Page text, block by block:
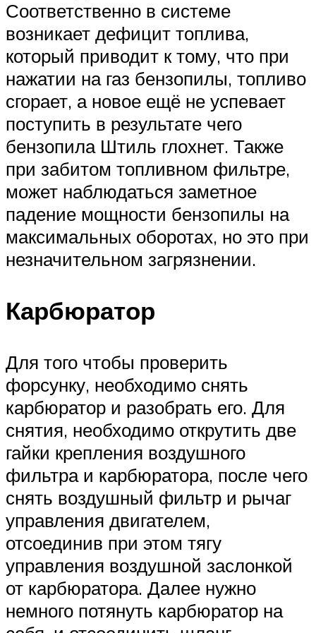
Соответственно в системе
возникает дефицит топлива,
который приводит к тому, что при
нажатии на газ бензопилы, топливо
сгорает, а новое ещё не успевает
поступить в результате чего
бензопила Штиль глохнет. Также
при забитом топливном фильтре,
может наблюдаться заметное
падение мощности бензопилы на
максимальных оборотах, но это при
незначительном загрязнении.
Карбюратор
Для того чтобы проверить
форсунку, необходимо снять
карбюратор и разобрать его. Для
снятия, необходимо открутить две
гайки крепления воздушного
фильтра и карбюратора, после чего
снять воздушный фильтр и рычаг
управления двигателем,
отсоединив при этом тягу
управления воздушной заслонкой
от карбюратора. Далее нужно
немного потянуть карбюратор на